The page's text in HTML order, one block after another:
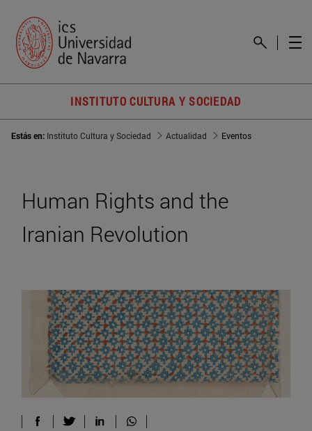
INSTITUTO CULTURA Y SOCIEDAD
Estás en: Instituto Cultura y Sociedad Actualidad Eventos
Human Rights and the
Iranian Revolution